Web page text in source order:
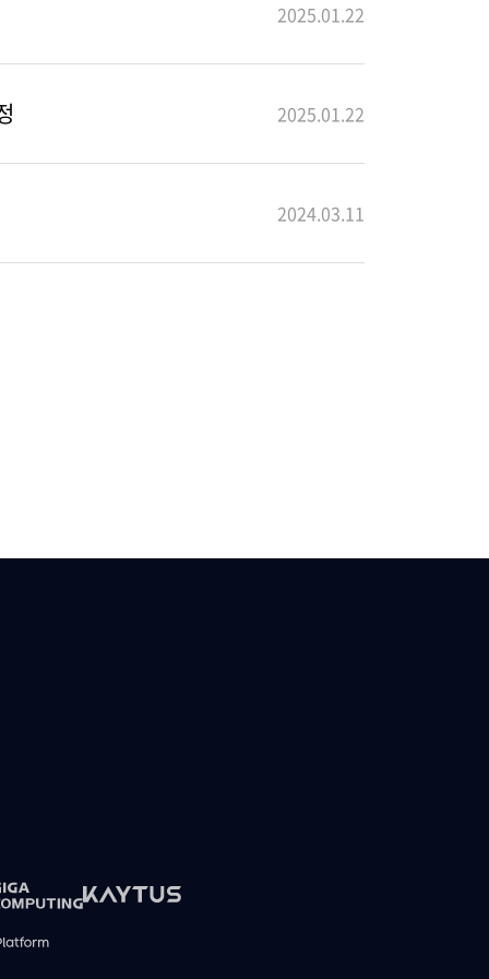
2025.01.22
2025.01.22
2024.03.11